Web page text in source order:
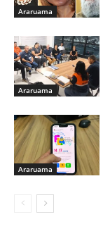
Araruama
Araruama
Araruama